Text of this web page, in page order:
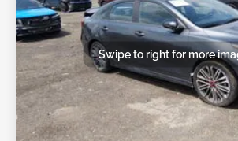
Swipe to right for more